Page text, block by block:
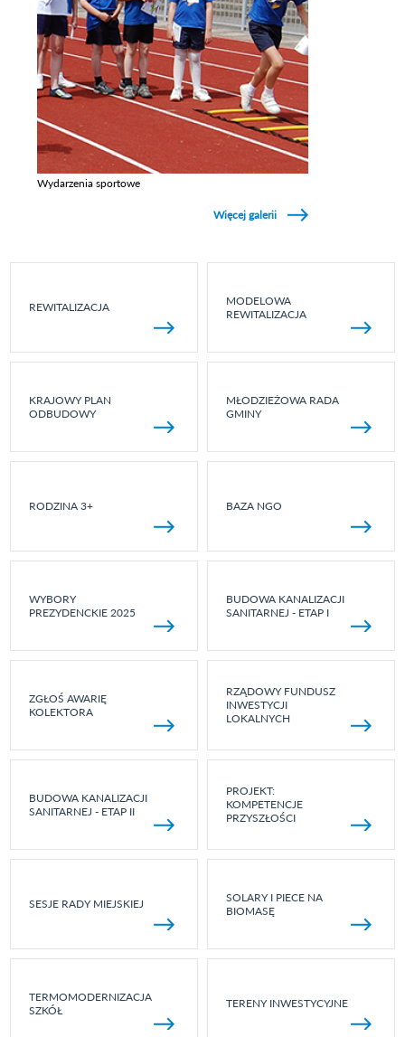
Wydarzenia sportowe
Więcej galerii
REWITALIZACJA
MODELOWA
REWITALIZACJA
KRAJOWY PLAN
ODBUDOWY
MŁODZIEŻOWA RADA
GMINY
RODZINA 3+ BAZA NGO
WYBORY
PREZYDENCKIE 2025
BUDOWA KANALIZACJI
SANITARNEJ - ETAP I
ZGŁOŚ AWARIĘ
KOLEKTORA
RZĄDOWY FUNDUSZ
INWESTYCJI
LOKALNYCH
BUDOWA KANALIZACJI
SANITARNEJ - ETAP II
PROJEKT:
KOMPETENCJE
PRZYSZŁOŚCI
SESJE RADY MIEJSKIEJ
SOLARY I PIECE NA
BIOMASĘ
TERMOMODERNIZACJA
SZKÓŁ
TERENY INWESTYCYJNE